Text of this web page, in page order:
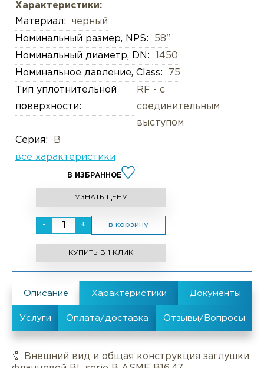
Характеристики:
Материал:
черный
Номинальный размер, NPS:
58"
Номинальный диаметр, DN:
1450
Номинальное давление, Class:
75
Тип уплотнительной
поверхности:
RF - с
соединительным
выступом
Серия:
B
все характеристики
В ИЗБРАННОЕ
УЗНАТЬ ЦЕНУ
- + в корзину
КУПИТЬ В 1 КЛИК
🧷 Внешний вид и общая конструкция заглушки